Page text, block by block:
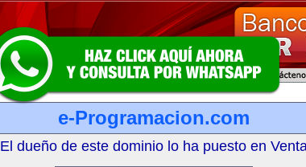
e-Programacion.com
El dueño de este dominio lo ha puesto en